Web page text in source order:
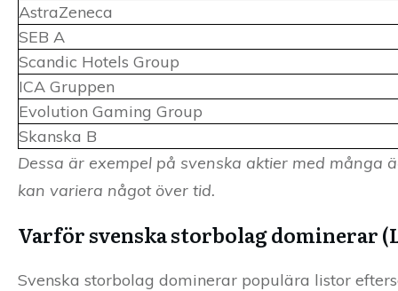
AstraZeneca
SEB A
Scandic Hotels Group
ICA Gruppen
Evolution Gaming Group
Skanska B
Dessa är exempel på svenska aktier med
kan variera något över tid.
Varför svenska storbolag dominerar
Svenska storbolag dominerar populära listor